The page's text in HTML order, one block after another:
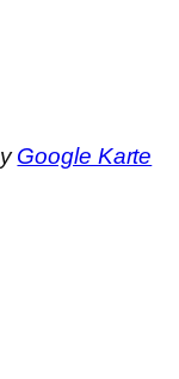
Google Karte